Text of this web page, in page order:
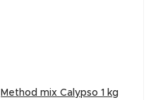
Method mix Calypso 1 kg